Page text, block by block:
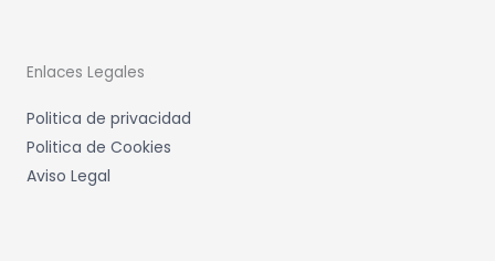
Enlaces Legales
Politica de privacidad
Politica de Cookies
Aviso Legal